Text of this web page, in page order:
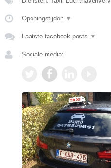
Openingstijden ▼
Laatste facebook posts ▼
Sociale media: